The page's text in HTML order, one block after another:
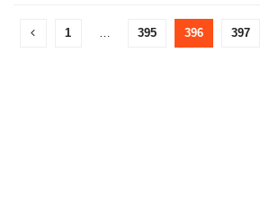
1 … 395 396 397